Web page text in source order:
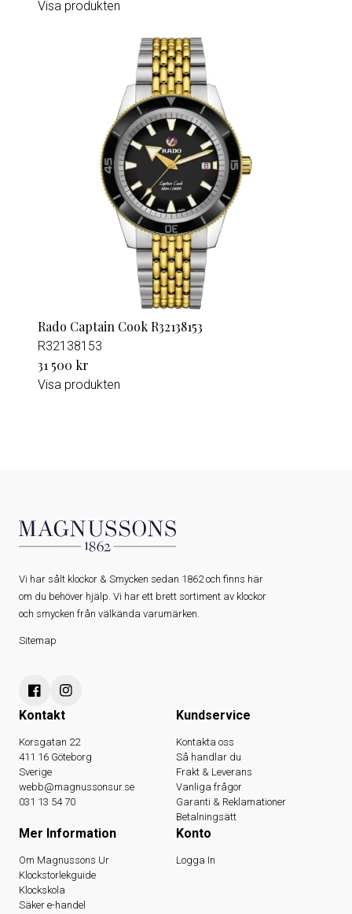
Visa produkten
Rado Captain Cook R32138153
R32138153
31 500 kr
Visa produkten
Vi har sålt klockor & Smycken sedan 1862 och finns här
om du behöver hjälp. Vi har ett brett sortiment av klockor
och smycken från välkända varumärken.
Sitemap
Kontakt
Korsgatan 22
411 16 Göteborg
Sverige
webb@magnussonsur.se
031 13 54 70
Kundservice
Kontakta oss
Så handlar du
Frakt & Leverans
Vanliga frågor
Garanti & Reklamationer
Betalningsätt
Mer Information
Om Magnussons Ur
Klockstorlekguide
Klockskola
Säker e-handel
Konto
Logga In